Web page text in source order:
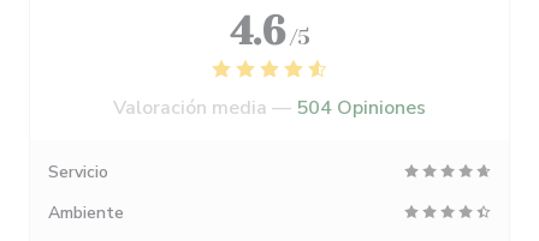
4.6 /5
Valoración media — 504 Opiniones
Servicio
Ambiente